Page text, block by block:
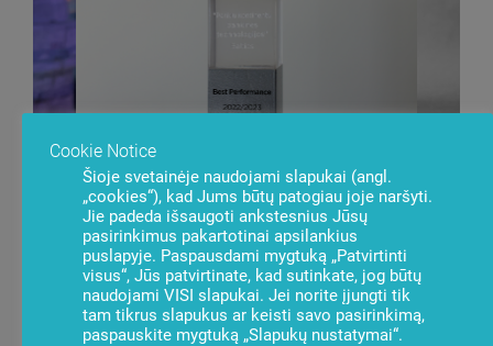
Service Banking 2013/2014
Best Strategic Deal 2024/2025
Best Performance 2022/2023
Banking Strategic Win 2021/2022
Best Penetration Deal on
Account 2021/2022
Naujienos Užsisakyti
Cookie Notice
Šioje svetainėje naudojami slapukai (angl.
„cookies“), kad Jums būtų patogiau joje naršyti.
Jie padeda išsaugoti ankstesnius Jūsų
pasirinkimus pakartotinai apsilankius
puslapyje. Paspausdami mygtuką „Patvirtinti
visus“, Jūs patvirtinate, kad sutinkate, jog būtų
naudojami VISI slapukai. Jei norite įjungti tik
tam tikrus slapukus ar keisti savo pasirinkimą,
paspauskite mygtuką „Slapukų nustatymai“.